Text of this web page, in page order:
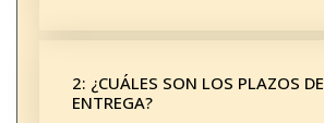
2: ¿CUÁLES SON LOS PLAZOS DE
ENTREGA?